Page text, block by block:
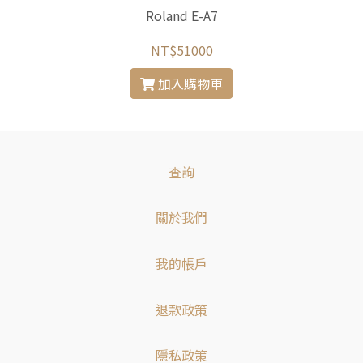
Roland E-A7
NT$51000
加入購物車
查詢
關於我們
我的帳戶
退款政策
隱私政策